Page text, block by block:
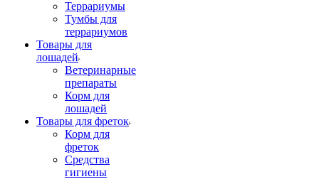
Террариумы
Тумбы для
террариумов
Товары для
лошадей
Ветеринарные
препараты
Корм для
лошадей
Товары для фреток
Корм для
фреток
Средства
гигиены